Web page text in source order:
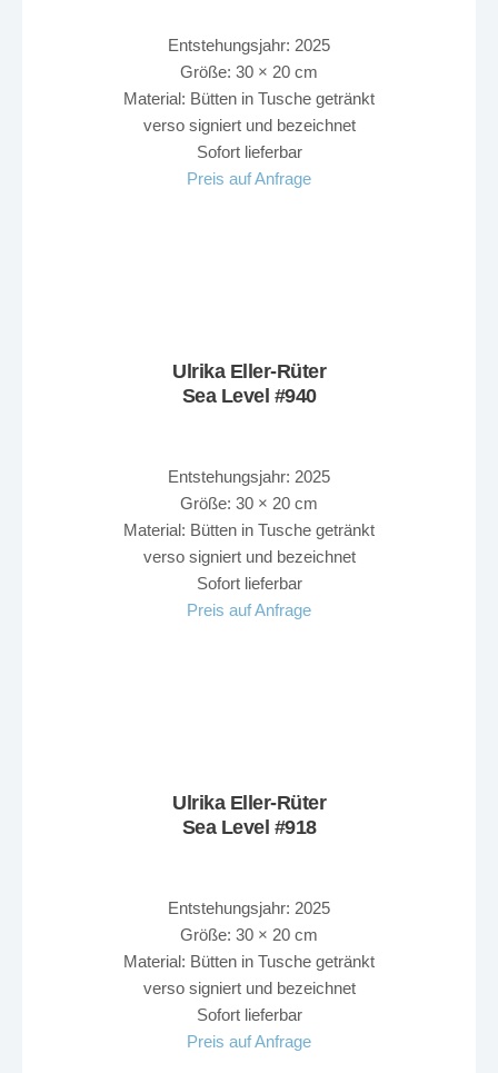
Entstehungsjahr: 2025
Größe: 30 × 20 cm
Material: Bütten in Tusche getränkt
verso signiert und bezeichnet
Sofort lieferbar
Preis auf Anfrage
Ulrika Eller-Rüter
Sea Level #940
Entstehungsjahr: 2025
Größe: 30 × 20 cm
Material: Bütten in Tusche getränkt
verso signiert und bezeichnet
Sofort lieferbar
Preis auf Anfrage
Ulrika Eller-Rüter
Sea Level #918
Entstehungsjahr: 2025
Größe: 30 × 20 cm
Material: Bütten in Tusche getränkt
verso signiert und bezeichnet
Sofort lieferbar
Preis auf Anfrage